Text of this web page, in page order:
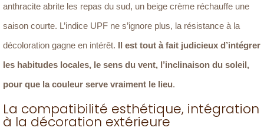
anthracite abrite les repas du sud, un beige crème réchauffe une
saison courte. L’indice UPF ne s’ignore plus, la résistance à la
décoloration gagne en intérêt. Il est tout à fait judicieux d’intégrer
les habitudes locales, le sens du vent, l’inclinaison du soleil,
pour que la couleur serve vraiment le lieu.
La compatibilité esthétique, intégration
à la décoration extérieure